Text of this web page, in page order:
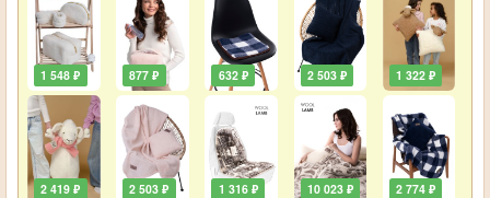
1 548 ₽
2 419 ₽
877 ₽
2 503 ₽
632 ₽
1 316 ₽
2 503 ₽
10 023 ₽
1 322 ₽
2 774 ₽